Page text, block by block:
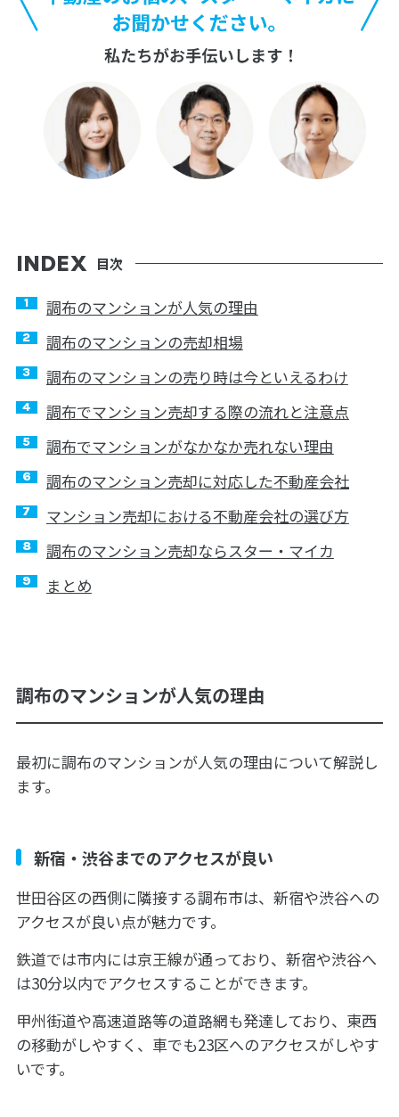
目次
調布のマンションが人気の理由
調布のマンションの売却相場
調布のマンションの売り時は今といえるわけ
調布でマンション売却する際の流れと注意点
調布でマンションがなかなか売れない理由
調布のマンション売却に対応した不動産会社
マンション売却における不動産会社の選び方
調布のマンション売却ならスター・マイカ
まとめ
調布のマンションが人気の理由
最初に調布のマンションが人気の理由について解説し
ます。
新宿・渋谷までのアクセスが良い
世田谷区の西側に隣接する調布市は、新宿や渋谷への
アクセスが良い点が魅力です。
鉄道では市内には京王線が通っており、新宿や渋谷へ
は30分以内でアクセスすることができます。
甲州街道や高速道路等の道路網も発達しており、東西
の移動がしやすく、車でも23区へのアクセスがしやす
いです。